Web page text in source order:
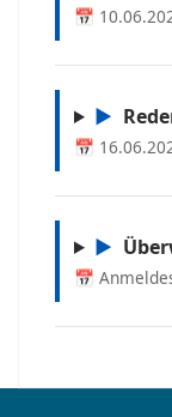
📅
▶
📅
▶
📅